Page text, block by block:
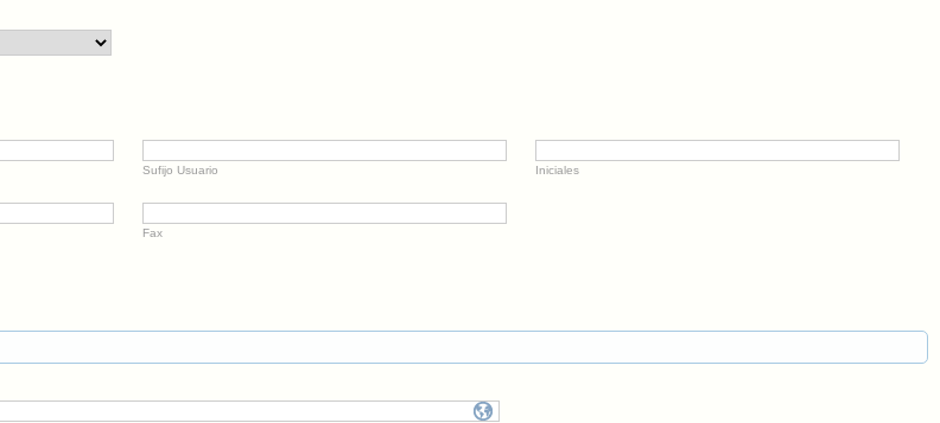
Sufijo Usuario Iniciales
Fax